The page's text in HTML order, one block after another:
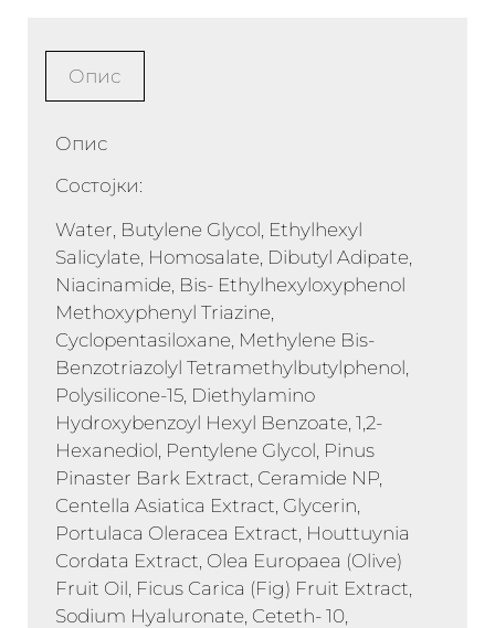
Опис
Опис
Состојки:
Water, Butylene Glycol, Ethylhexyl
Salicylate, Homosalate, Dibutyl Adipate,
Niacinamide, Bis- Ethylhexyloxyphenol
Methoxyphenyl Triazine,
Cyclopentasiloxane, Methylene Bis-
Benzotriazolyl Tetramethylbutylphenol,
Polysilicone-15, Diethylamino
Hydroxybenzoyl Hexyl Benzoate, 1,2-
Hexanediol, Pentylene Glycol, Pinus
Pinaster Bark Extract, Ceramide NP,
Centella Asiatica Extract, Glycerin,
Portulaca Oleracea Extract, Houttuynia
Cordata Extract, Olea Europaea (Olive)
Fruit Oil, Ficus Carica (Fig) Fruit Extract,
Sodium Hyaluronate, Ceteth- 10,